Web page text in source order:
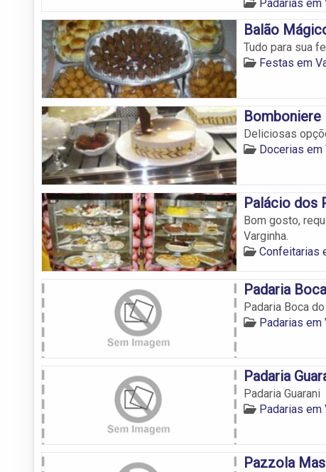
Padarias em
Balão
Tudo para sua
Festas em
Bomboniere
Deliciosas
Docerias em
Palácio dos
Bom gosto,
Varginha.
Confeitarias
Padaria
Padaria Boca
Padarias em
Padaria
Padaria Guarani
Padarias em
Pazzola